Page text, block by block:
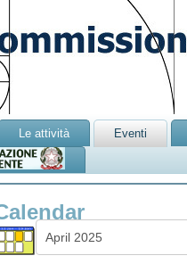
Le attività Eventi